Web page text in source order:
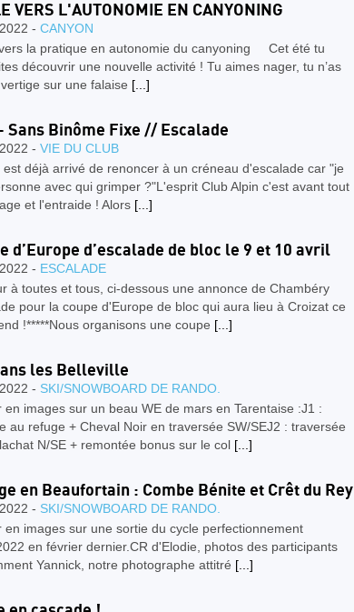
VERS L'AUTONOMIE EN CANYONING
- CANYON
la pratique en autonomie du canyoning Cet été tu
découvrir une nouvelle activité ! Tu aimes nager, tu n’as
sur une falaise [...]
Sans Binôme Fixe // Escalade
- VIE DU CLUB
est déjà arrivé de renoncer à un créneau d'escalade car "je
avec qui grimper ?"L'esprit Club Alpin c'est avant tout
et l'entraide ! Alors [...]
d’Europe d’escalade de bloc le 9 et 10 avril
- ESCALADE
à toutes et tous, ci-dessous une annonce de Chambéry
pour la coupe d'Europe de bloc qui aura lieu à Croizat ce
!*****Nous organisons une coupe [...]
les Belleville
- SKI/SNOWBOARD DE RANDO.
en images sur un beau WE de mars en Tarentaise :J1 :
au refuge + Cheval Noir en traversée SW/SEJ2 : traversée
N/SE + remontée bonus sur le col [...]
en Beaufortain : Combe Bénite et Crêt du Rey
- SKI/SNOWBOARD DE RANDO.
en images sur une sortie du cycle perfectionnement
en février dernier.CR d'Elodie, photos des participants
Yannick, notre photographe attitré [...]